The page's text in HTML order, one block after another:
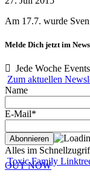
Am 17.7. wurde
Melde Dich jetzt im
Jede Woche
Zum aktuellen
Name
E-Mail*
Alles im
Toxic Family
OUT NOW